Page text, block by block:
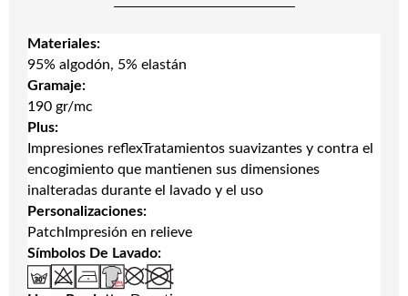
Materiales:
95% algodón, 5% elastán
Gramaje:
190 gr/mc
Plus:
Impresiones reflexTratamientos suavizantes y contra el
encogimiento que mantienen sus dimensiones
inalteradas durante el lavado y el uso
Personalizaciones:
PatchImpresión en relieve
Símbolos De Lavado: